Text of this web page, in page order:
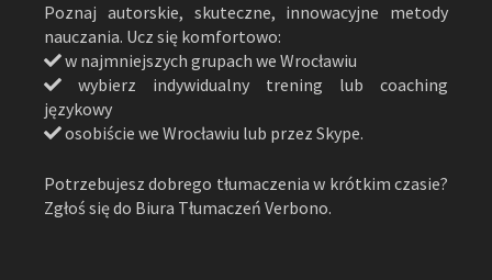
Poznaj autorskie, skuteczne, innowacyjne metody
nauczania. Ucz się komfortowo:
w najmniejszych grupach we Wrocławiu
wybierz indywidualny trening lub coaching
językowy
osobiście we Wrocławiu lub przez Skype.
Potrzebujesz dobrego tłumaczenia w krótkim czasie?
Zgłoś się do Biura Tłumaczeń Verbono.